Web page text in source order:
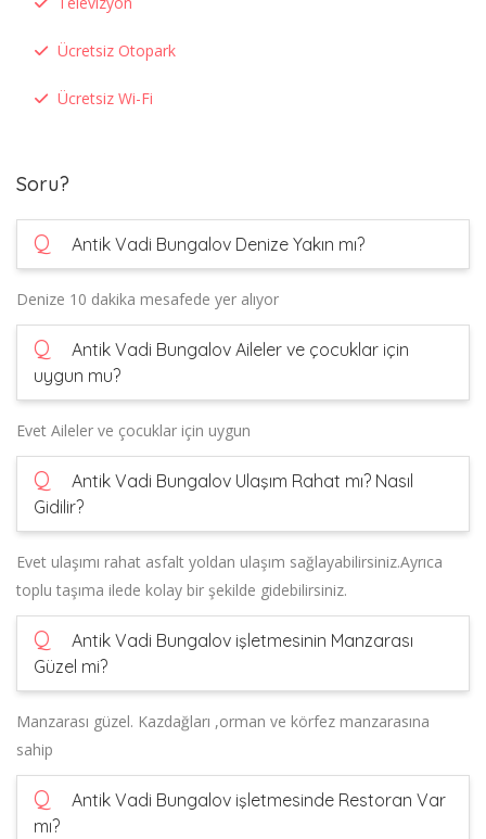
Ücretsiz Otopark
Ücretsiz Wi-Fi
Soru?
Q Antik Vadi Bungalov Denize Yakın mı?
Denize 10 dakika mesafede yer alıyor
Q
Antik Vadi Bungalov Aileler ve çocuklar için
uygun mu?
Evet Aileler ve çocuklar için uygun
Q
Antik Vadi Bungalov Ulaşım Rahat mı? Nasıl
Gidilir?
Evet ulaşımı rahat asfalt yoldan ulaşım sağlayabilirsiniz.Ayrıca
toplu taşıma ilede kolay bir şekilde gidebilirsiniz.
Q
Antik Vadi Bungalov işletmesinin Manzarası
Güzel mi?
Manzarası güzel. Kazdağları ,orman ve körfez manzarasına
sahip
Q
Antik Vadi Bungalov işletmesinde Restoran Var
mı?